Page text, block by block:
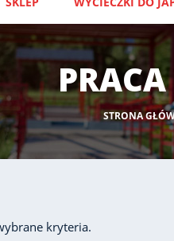
STRONA
kryteria.